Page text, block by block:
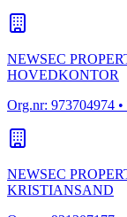
NEWSEC
HOVEDKONTOR
Org.nr: 973704974
NEWSEC
KRISTIANSAND